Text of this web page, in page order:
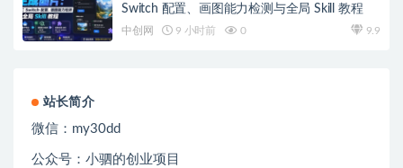
Switch 配置、画图能力检测与全局 Skill 教程
中创网 9 小时前 0 9.9
站长简介
微信： my30dd
公众号：小驷的创业项目